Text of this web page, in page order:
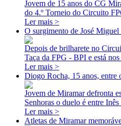
Jovem de 15 anos do CG
do 4.º Torneio do Circuito
Ler mais >
O surgimento de José Miguel
Depois de brilharete no
Taça da FPG - BPI e está
Ler mais >
Diogo Rocha, 15 anos, entre
Jovem de Miramar defronta
Senhoras o duelo é entre
Ler mais >
Atletas de Miramar